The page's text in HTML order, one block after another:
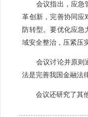
会议指出，应急管
革创新，完善协同应
防转型。要优化应急
域安全整治，压紧压
会议讨论并原则通
法是完善我国金融法
会议还研究了其他